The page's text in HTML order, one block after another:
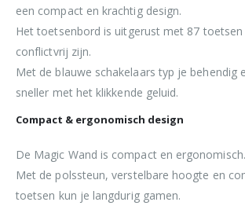
een compact en krachtig design.
Het toetsenbord is uitgerust met 87 toetsen
conflictvrij zijn.
Met de blauwe schakelaars typ je behendig
sneller met het klikkende geluid.
Compact & ergonomisch design
De Magic Wand is compact en ergonomisch.
Met de polssteun, verstelbare hoogte en
toetsen kun je langdurig gamen.